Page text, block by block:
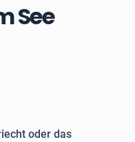
See
oder das